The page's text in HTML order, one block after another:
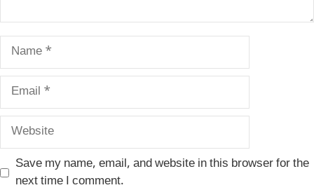
Name
Email
Website
Save my name, email, and website in this browser for the
next time I comment.